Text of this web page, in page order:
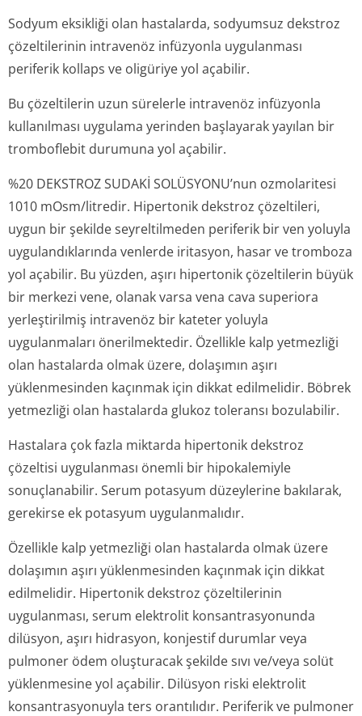
Sodyum eksikliği olan hastalarda, sodyumsuz dekstroz
çözeltilerinin intravenöz infüzyonla uygulanması
periferik kollaps ve oligüriye yol açabilir.
Bu çözeltilerin uzun sürelerle intravenöz infüzyonla
kullanılması uygulama yerinden başlayarak yayılan bir
tromboflebit durumuna yol açabilir.
%20 DEKSTROZ SUDAKİ SOLÜSYONU’nun ozmolaritesi
1010 mOsm/litredir. Hipertonik dekstroz çözeltileri,
uygun bir şekilde seyreltilmeden periferik bir ven yoluyla
uygulandıklarında venlerde iritasyon, hasar ve tromboza
yol açabilir. Bu yüzden, aşırı hipertonik çözeltilerin büyük
bir merkezi vene, olanak varsa vena cava superiora
yerleştirilmiş intravenöz bir kateter yoluyla
uygulanmaları önerilmektedir. Özellikle kalp yetmezliği
olan hastalarda olmak üzere, dolaşımın aşırı
yüklenmesinden kaçınmak için dikkat edilmelidir. Böbrek
yetmezliği olan hastalarda glukoz toleransı bozulabilir.
Hastalara çok fazla miktarda hipertonik dekstroz
çözeltisi uygulanması önemli bir hipokalemiyle
sonuçlanabilir. Serum potasyum düzeylerine bakılarak,
gerekirse ek potasyum uygulanmalıdır.
Özellikle kalp yetmezliği olan hastalarda olmak üzere
dolaşımın aşırı yüklenmesinden kaçınmak için dikkat
edilmelidir. Hipertonik dekstroz çözeltilerinin
uygulanması, serum elektrolit konsantrasyonunda
dilüsyon, aşırı hidrasyon, konjestif durumlar veya
pulmoner ödem oluşturacak şekilde sıvı ve/veya solüt
yüklenmesine yol açabilir. Dilüsyon riski elektrolit
konsantrasyonuyla ters orantılıdır. Periferik ve pulmoner